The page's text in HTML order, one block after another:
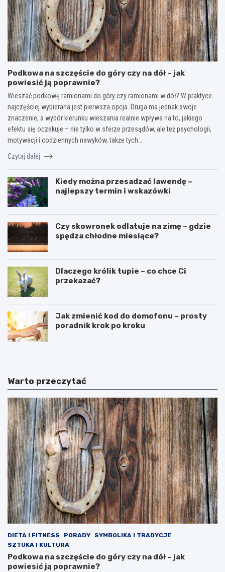
Podkowa na szczęście do góry czy na dół – jak
powiesić ją poprawnie?
Wieszać podkowę ramionami do góry czy ramionami w dół? W praktyce
najczęściej wybierana jest pierwsza opcja. Druga ma jednak swoje
znaczenie, a wybór kierunku wieszania realnie wpływa na to, jakiego
efektu się oczekuje – nie tylko w sferze przesądów, ale też psychologii,
motywacji i codziennych nawyków, także tych…
Czytaj dalej
Kiedy można przesadzać lawendę –
najlepszy termin i wskazówki
Czy skowronek odlatuje na zimę – gdzie
spędza chłodne miesiące?
Dlaczego królik tupie – co chce Ci
przekazać?
Jak zmienić kod do domofonu – prosty
poradnik krok po kroku
Warto przeczytać
DIETA I FITNESS PORADY
SYMBOLIKA I TRADYCJE
SZTUKA I KULTURA
Podkowa na szczęście do góry czy na dół – jak
powiesić ją poprawnie?